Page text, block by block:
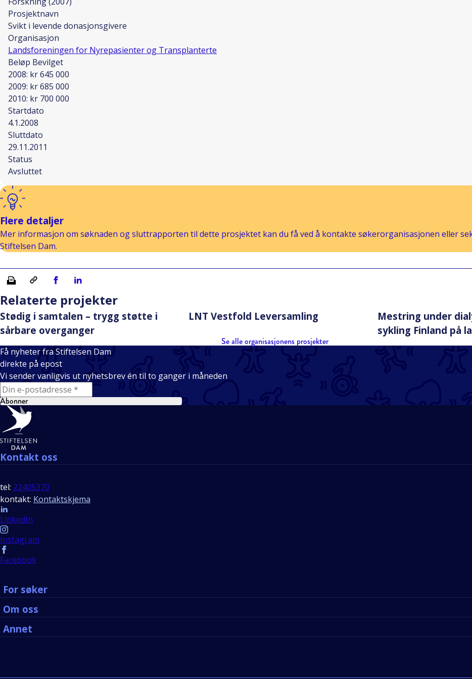
Prosjektnavn
Svikt i levende donasjonsgivere
Organisasjon
Landsforeningen for Nyrepasienter og Transplanterte
Beløp Bevilget
2008: kr 645 000
2009: kr 685 000
2010: kr 700 000
Startdato
4.1.2008
Sluttdato
29.11.2011
Status
Avsluttet
Flere detaljer
Mer informasjon om søknaden og sluttrapporten til dette prosjektet kan du få ved å kontakte søkerorganisasjonen eller
Stiftelsen Dam.
Skriv ut Kopiera länkDel på Facebook
Del på Linkedin
Relaterte projekter
Stødig i samtalen – trygg støtte i
sårbare overganger
LNT Vestfold Leversamling
Mestring under
sykling Finland på
Se alle organisasjonens prosjekter
Få nyheter fra Stiftelsen Dam
direkte på epost
Vi sender vanligvis ut nyhetsbrev én til to ganger i måneden
E-mail
Abonner
Bunntekst
Kontakt oss
tel: 22405370
kontakt: Kontaktskjema
Follow us
LinkedIn
Instagram
Facebook
For søker
Om oss
Annet